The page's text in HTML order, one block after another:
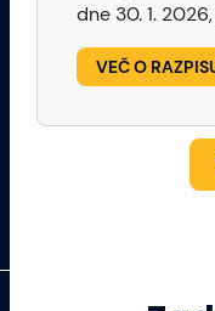
dne 30. 1.
VEČ O